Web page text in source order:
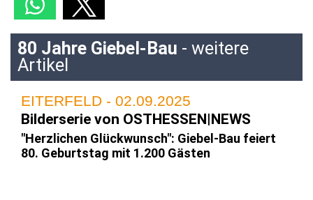
80 Jahre Giebel-Bau - weitere
Artikel
EITERFELD - 02.09.2025
Bilderserie von OSTHESSEN|NEWS
"Herzlichen Glückwunsch": Giebel-Bau feiert
80. Geburtstag mit 1.200 Gästen